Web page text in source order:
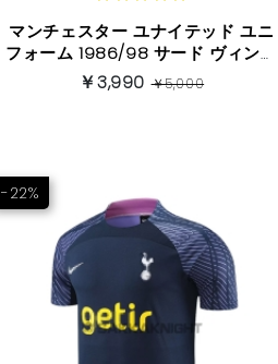
マンチェスター ユナイテッド ユニ
フォーム 1986/98 サード ヴィンテ
ージバージョン 半袖
￥3,990￥5,000
-22%